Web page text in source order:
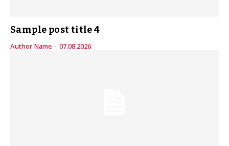
Sample post title 4
Author Name - 07.08.2026